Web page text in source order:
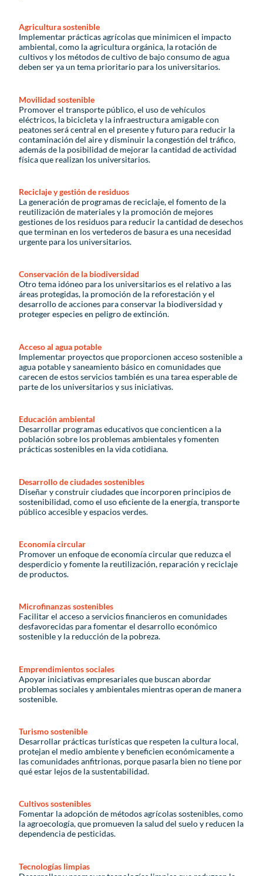
Agricultura sostenible
Implementar prácticas agrícolas que minimicen el impacto
ambiental, como la agricultura orgánica, la rotación de
cultivos y los métodos de cultivo de bajo consumo de agua
deben ser ya un tema prioritario para los universitarios.
Movilidad sostenible
Promover el transporte público, el uso de vehículos
eléctricos, la bicicleta y la infraestructura amigable con
peatones será central en el presente y futuro para reducir la
contaminación del aire y disminuir la congestión del tráfico,
además de la posibilidad de mejorar la cantidad de actividad
física que realizan los universitarios.
Reciclaje y gestión de residuos
La generación de programas de reciclaje, el fomento de la
reutilización de materiales y la promoción de mejores
gestiones de los residuos para reducir la cantidad de desechos
que terminan en los vertederos de basura es una necesidad
urgente para los universitarios.
Conservación de la biodiversidad
Otro tema idóneo para los universitarios es el relativo a las
áreas protegidas, la promoción de la reforestación y el
desarrollo de acciones para conservar la biodiversidad y
proteger especies en peligro de extinción.
Acceso al agua potable
Implementar proyectos que proporcionen acceso sostenible a
agua potable y saneamiento básico en comunidades que
carecen de estos servicios también es una tarea esperable de
parte de los universitarios y sus iniciativas.
Educación ambiental
Desarrollar programas educativos que concienticen a la
población sobre los problemas ambientales y fomenten
prácticas sostenibles en la vida cotidiana.
Desarrollo de ciudades sostenibles
Diseñar y construir ciudades que incorporen principios de
sostenibilidad, como el uso eficiente de la energía, transporte
público accesible y espacios verdes.
Economía circular
Promover un enfoque de economía circular que reduzca el
desperdicio y fomente la reutilización, reparación y reciclaje
de productos.
Microfinanzas sostenibles
Facilitar el acceso a servicios financieros en comunidades
desfavorecidas para fomentar el desarrollo económico
sostenible y la reducción de la pobreza.
Emprendimientos sociales
Apoyar iniciativas empresariales que buscan abordar
problemas sociales y ambientales mientras operan de manera
sostenible.
Turismo sostenible
Desarrollar prácticas turísticas que respeten la cultura local,
protejan el medio ambiente y beneficien económicamente a
las comunidades anfitrionas, porque pasarla bien no tiene por
qué estar lejos de la sustentabilidad.
Cultivos sostenibles
Fomentar la adopción de métodos agrícolas sostenibles, como
la agroecología, que promueven la salud del suelo y reducen la
dependencia de pesticidas.
Tecnologías limpias